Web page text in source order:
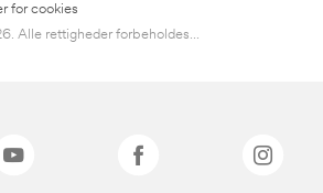
for cookies
Alle rettigheder forbeholdes...